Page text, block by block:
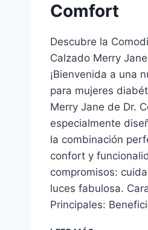
Comfort
Descubre la
Calzado Merry
¡Bienvenida a una
para mujeres
Merry Jane de Dr.
especialmente
la combinación
confort y
compromisos:
luces fabulosa.
Principales: